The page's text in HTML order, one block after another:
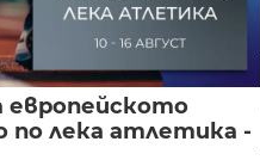
европейското
по лека атлетика -